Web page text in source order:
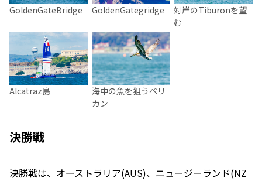
GoldenGateBridge GoldenGategridge
対岸のTiburonを望
む
Alcatraz島
海中の魚を狙うペリ
カン
決勝戦
決勝戦は、オーストラリア(AUS)、ニュージーランド(NZ